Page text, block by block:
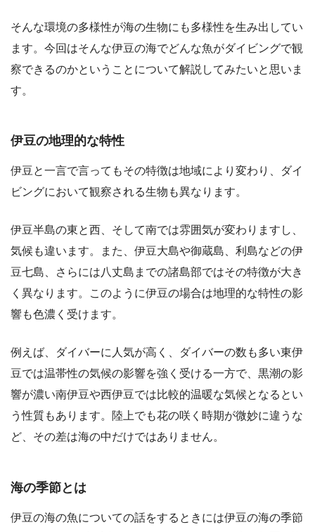
そんな環境の多様性が海の生物にも多様性を生み出してい
ます。今回はそんな伊豆の海でどんな魚がダイビングで観
察できるのかということについて解説してみたいと思いま
す。
伊豆の地理的な特性
伊豆と一言で言ってもその特徴は地域により変わり、ダイ
ビングにおいて観察される生物も異なります。
伊豆半島の東と西、そして南では雰囲気が変わりますし、
気候も違います。また、伊豆大島や御蔵島、利島などの伊
豆七島、さらには八丈島までの諸島部ではその特徴が大き
く異なります。このように伊豆の場合は地理的な特性の影
響も色濃く受けます。
例えば、ダイバーに人気が高く、ダイバーの数も多い東伊
豆では温帯性の気候の影響を強く受ける一方で、黒潮の影
響が濃い南伊豆や西伊豆では比較的温暖な気候となるとい
う性質もあります。陸上でも花の咲く時期が微妙に違うな
ど、その差は海の中だけではありません。
海の季節とは
伊豆の海の魚についての話をするときには伊豆の海の季節